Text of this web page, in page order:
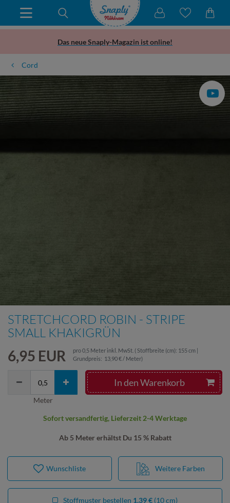
Das neue Snaply-Magazin ist online!
Cord
STRETCHCORD ROBIN - STRIPE
SMALL KHAKIGRÜN
6,95 EUR pro0,5 Meter inkl. MwSt. ( Stoffbreite (cm): 155 cm |
Grundpreis: 13,90 € / Meter)
Ab 5 Meter erhältst Du 15 % Rabatt
In den Warenkorb
Meter
Sofort versandfertig, Lieferzeit 2-4 Werktage
Weitere Farben
Wunschliste
Stoffmuster bestellen 1,39 € (10 cm)